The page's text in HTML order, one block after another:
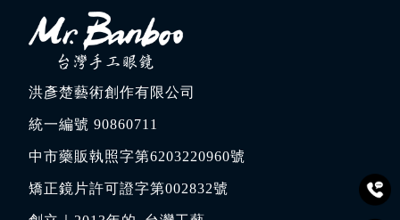
洪彥楚藝術創作有限公司
統一編號 90860711
中市藥販執照字第6203220960號
矯正鏡片許可證字第002832號